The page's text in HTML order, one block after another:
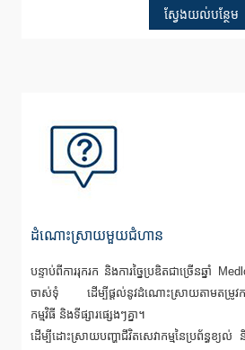
ស្វែងយល់បន្ថែម
ដំណោះស្រាយមួយជំហាន
បន្ទាប់ពីការរុករក និងការច្នៃប្រឌិតជាច្រើនឆ្នាំ
ចាស់ទុំ ដើម្បីផ្តល់នូវដំណោះស្រាយតាមតម្រូវក
កម្មវិធី និងទីផ្សារផ្សេងៗគ្នា។
ដើម្បីដោះស្រាយបញ្ហាជីវិតសេវាកម្មនៃប្រព័ន្ធខ្